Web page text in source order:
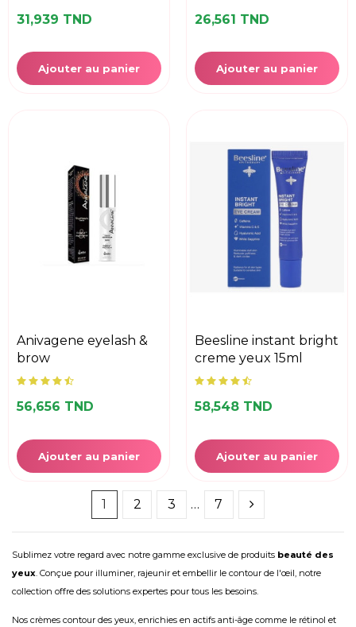
31,939 TND
Ajouter au panier
26,561 TND
Ajouter au panier
anivagene eyelash &
brow
56,656 TND
Ajouter au panier
beesline instant bright
creme yeux 15ml
58,548 TND
Ajouter au panier
1 2 3 … 7
Sublimez votre regard avec notre gamme exclusive de produits beauté des
yeux. Conçue pour illuminer, rajeunir et embellir le contour de l'œil, notre
collection offre des solutions expertes pour tous les besoins.
Nos crèmes contour des yeux, enrichies en actifs anti-âge comme le rétinol et